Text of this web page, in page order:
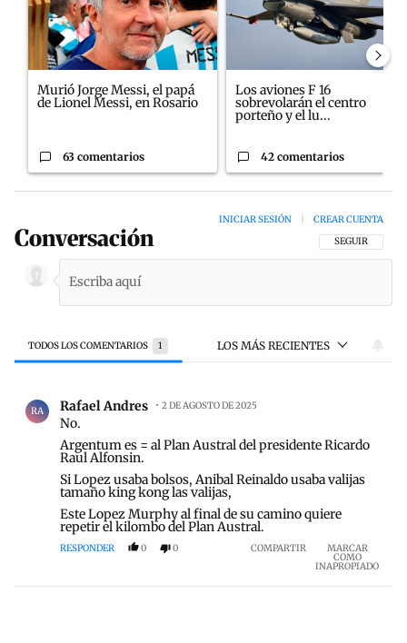
Murió Jorge Messi, el papá
de Lionel Messi, en Rosario
63 comentarios
Los aviones F 16
sobrevolarán el centro
porteño y el lu...
42 comentarios
Conversación SIGA ESTA
SEGUIR
INICIAR SESIÓN CREAR CUENTA
TODOS LOS COMENTARIOS 1 LOS MÁS RECIENTES
Todos los comentarios
RA Rafael Andres 2 DE AGOSTO DE 2025
No.
Argentum es = al Plan Austral del presidente Ricardo
Raul Alfonsin.
Si Lopez usaba bolsos, Anibal Reinaldo usaba valijas
tamaño king kong las valijas,
Este Lopez Murphy al final de su camino quiere
repetir el kilombo del Plan Austral.
RESPONDER 0 0 COMPARTIR MARCAR
COMO
INAPROPIADO